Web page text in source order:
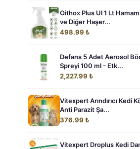
Oithox Plus Ul 1 Lt
ve Diğer Haşer...
498.99 ₺
Defans 5 Adet Aerosol
Spreyi 100 ml - Etk...
2,227.99 ₺
Vitexpert Arındırıcı Kedi
Anti Parazit Şa...
376.99 ₺
Vitexpert Droplus Kedi